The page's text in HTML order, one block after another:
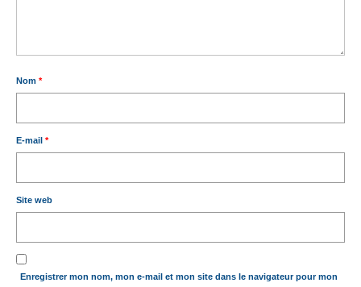
Nom *
E-mail *
Site web
Enregistrer mon nom, mon e-mail et mon site dans le navigateur pour mon